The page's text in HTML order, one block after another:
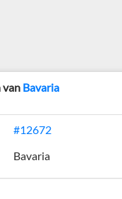
van Bavaria
#12672
Bavaria